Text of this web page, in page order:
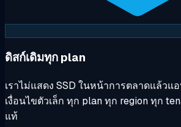
ดิสก์เดิมทุก plan
เราไม่แสดง SSD ในหน้าการตลาดแล้วแ
เงื่อนไขตัวเล็ก ทุก plan ทุก region ทุก
แท้